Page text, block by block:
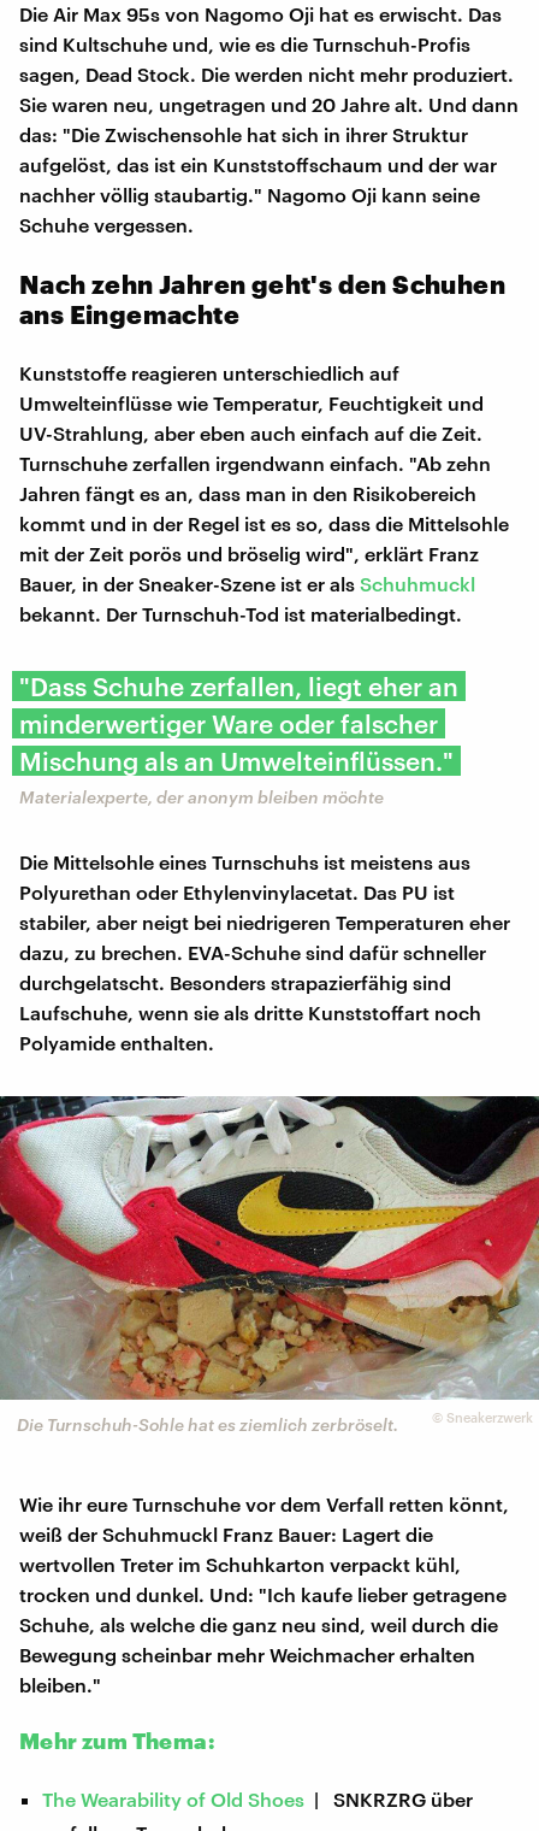
Die Air Max 95s von Nagomo Oji hat es erwischt. Das
sind Kultschuhe und, wie es die Turnschuh-Profis
sagen, Dead Stock. Die werden nicht mehr produziert.
Sie waren neu, ungetragen und 20 Jahre alt. Und dann
das: "Die Zwischensohle hat sich in ihrer Struktur
aufgelöst, das ist ein Kunststoffschaum und der war
nachher völlig staubartig." Nagomo Oji kann seine
Schuhe vergessen.
Nach zehn Jahren geht's den Schuhen
ans Eingemachte
Kunststoffe reagieren unterschiedlich auf
Umwelteinflüsse wie Temperatur, Feuchtigkeit und
UV-Strahlung, aber eben auch einfach auf die Zeit.
Turnschuhe zerfallen irgendwann einfach. "Ab zehn
Jahren fängt es an, dass man in den Risikobereich
kommt und in der Regel ist es so, dass die Mittelsohle
mit der Zeit porös und bröselig wird", erklärt Franz
Bauer, in der Sneaker-Szene ist er als Schuhmuckl
bekannt. Der Turnschuh-Tod ist materialbedingt.
"Dass Schuhe zerfallen, liegt eher an
minderwertiger Ware oder falscher
Mischung als an Umwelteinflüssen."
Materialexperte, der anonym bleiben möchte
Die Mittelsohle eines Turnschuhs ist meistens aus
Polyurethan oder Ethylenvinylacetat. Das PU ist
stabiler, aber neigt bei niedrigeren Temperaturen eher
dazu, zu brechen. EVA-Schuhe sind dafür schneller
durchgelatscht. Besonders strapazierfähig sind
Laufschuhe, wenn sie als dritte Kunststoffart noch
Polyamide enthalten.
© Sneakerzwerk
Die Turnschuh-Sohle hat es ziemlich zerbröselt.
Wie ihr eure Turnschuhe vor dem Verfall retten könnt,
weiß der Schuhmuckl Franz Bauer: Lagert die
wertvollen Treter im Schuhkarton verpackt kühl,
trocken und dunkel. Und: "Ich kaufe lieber getragene
Schuhe, als welche die ganz neu sind, weil durch die
Bewegung scheinbar mehr Weichmacher erhalten
bleiben."
Mehr zum Thema:
The Wearability of Old Shoes | SNKRZRG über